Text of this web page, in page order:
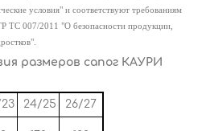
условия" и соответствуют требованиям
ТС 007/2011 "О безопасности продукции,
.
размеров сапог КАУРИ
24/25
26/27